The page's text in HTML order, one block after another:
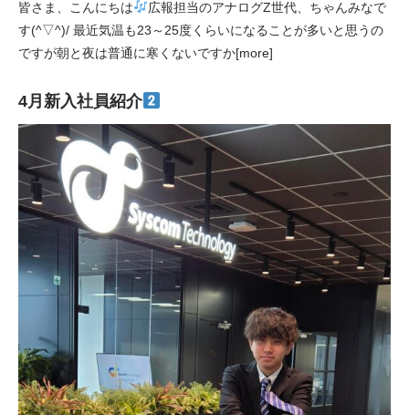
発
メディカル
インフラ
DX推進
品質マネジ
メント
ビジネスサ
延命保守
Webコンサ
ルティング
用
皆さま、こんにちは
広報担当のアナログZ世代、ちゃんみなで
す(^▽^)/ 最近気温も23～25度くらいになることが多いと思うの
ですが朝と夜は普通に寒くないですか[more]
4月新入社員紹介